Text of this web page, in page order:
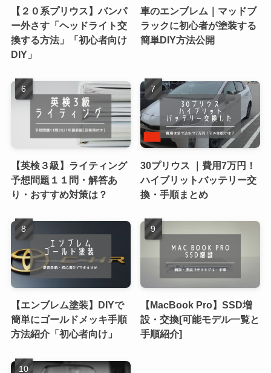
【２０系プリウス】バンパ
ー外さす「ヘッドライト交
換する方法」「初心者向け
DIY」
車のエンブレム｜マッドブ
ラックに初心者が塗装する
簡単DIY方法公開
【英検３級】ライティング
予想問題１１問・解答あ
り・おすすめ対策は？
30プリウス ｜費用7万円！
ハイブリットバッテリー交
換・手順まとめ
【エンブレム塗装】DIYで
簡単にゴールドメッキ手順
方法紹介「初心者向け」
【MacBook Pro】SSD増
設・交換[可能モデル一覧と
手順紹介]